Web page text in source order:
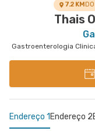
7.2 KM
Thais
Gastroenterologia
Endereço 1 Endereço 2